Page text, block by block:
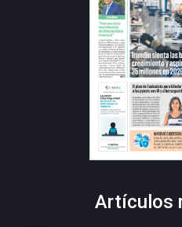
Artículos